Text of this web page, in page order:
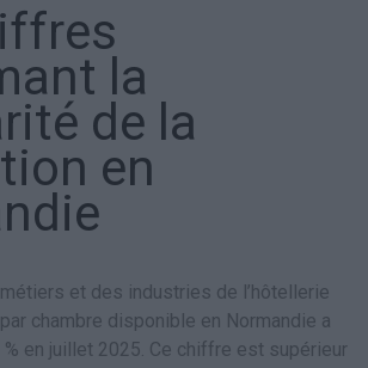
la
de la
en
métiers et des industries de l’hôtellerie
chambre disponible en Normandie a
en juillet 2025. Ce chiffre est supérieur